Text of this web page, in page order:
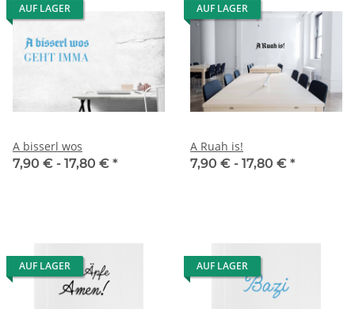
AUF LAGER
A bisserl wos
7,90 € - 17,80 € *
AUF LAGER
A Ruah is!
7,90 € - 17,80 € *
AUF LAGER AUF LAGER